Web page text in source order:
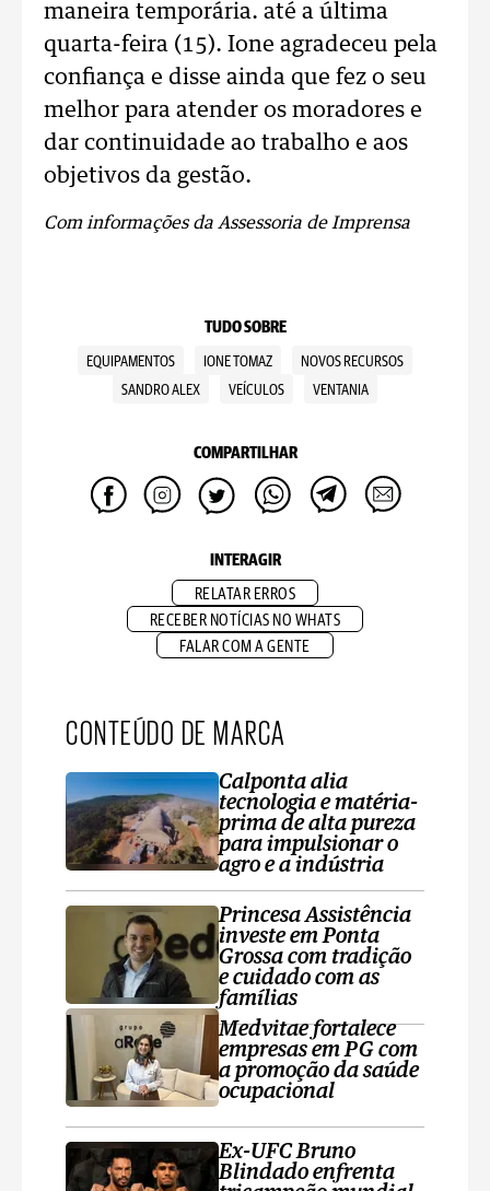
maneira temporária. até a última
quarta-feira (15). Ione agradeceu pela
confiança e disse ainda que fez o seu
melhor para atender os moradores e
dar continuidade ao trabalho e aos
objetivos da gestão.
Com informações da Assessoria de Imprensa
TUDO SOBRE
EQUIPAMENTOS IONE TOMAZ
NOVOS RECURSOS
SANDRO ALEX
VEÍCULOS VENTANIA
COMPARTILHAR
INTERAGIR
RELATAR ERROS
RECEBER NOTÍCIAS NO WHATS
FALAR COM A GENTE
CONTEÚDO DE MARCA
Calponta alia
tecnologia e matéria-
prima de alta pureza
para impulsionar o
agro e a indústria
Princesa Assistência
investe em Ponta
Grossa com tradição
e cuidado com as
famílias
Medvitae fortalece
empresas em PG com
a promoção da saúde
ocupacional
Ex-UFC Bruno
Blindado enfrenta